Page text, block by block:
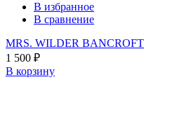
В избранное
В сравнение
MRS. WILDER BANCROFT
1 500 ₽
В корзину